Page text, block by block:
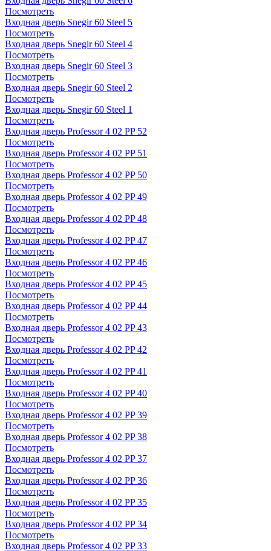
Посмотреть
Входная дверь Snegir 60 Steel 5
Посмотреть
Входная дверь Snegir 60 Steel 4
Посмотреть
Входная дверь Snegir 60 Steel 3
Посмотреть
Входная дверь Snegir 60 Steel 2
Посмотреть
Входная дверь Snegir 60 Steel 1
Посмотреть
Входная дверь Professor 4 02 PP 52
Посмотреть
Входная дверь Professor 4 02 PP 51
Посмотреть
Входная дверь Professor 4 02 PP 50
Посмотреть
Входная дверь Professor 4 02 PP 49
Посмотреть
Входная дверь Professor 4 02 PP 48
Посмотреть
Входная дверь Professor 4 02 PP 47
Посмотреть
Входная дверь Professor 4 02 PP 46
Посмотреть
Входная дверь Professor 4 02 PP 45
Посмотреть
Входная дверь Professor 4 02 PP 44
Посмотреть
Входная дверь Professor 4 02 PP 43
Посмотреть
Входная дверь Professor 4 02 PP 42
Посмотреть
Входная дверь Professor 4 02 PP 41
Посмотреть
Входная дверь Professor 4 02 PP 40
Посмотреть
Входная дверь Professor 4 02 PP 39
Посмотреть
Входная дверь Professor 4 02 PP 38
Посмотреть
Входная дверь Professor 4 02 PP 37
Посмотреть
Входная дверь Professor 4 02 PP 36
Посмотреть
Входная дверь Professor 4 02 PP 35
Посмотреть
Входная дверь Professor 4 02 PP 34
Посмотреть
Входная дверь Professor 4 02 PP 33